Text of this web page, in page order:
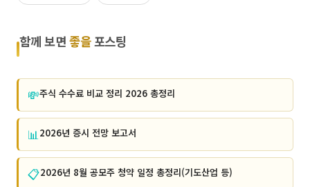
함께 보면 좋을포스팅
💸주식 수수료 비교 정리 2026 총정리
📊 2026년 증시 전망 보고서
📋2026년 8월 공모주 청약 일정 총정리(기도산업 등)